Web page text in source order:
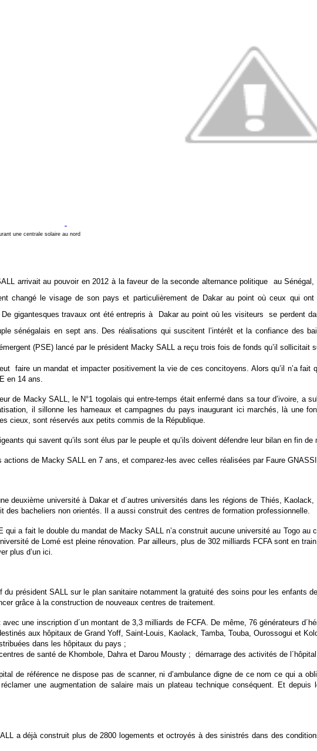
solaire au nord
arrivait au pouvoir en 2012 à la faveur de la seconde alternance politique au
changé le visage de son pays et particulièrement de Dakar au point où ceux qui
gigantesques travaux ont été entrepris à Dakar au point où les visiteurs se perdent
sénégalais en sept ans. Des réalisations qui suscitent l’intérêt et la confiance des
(PSE) lancé par le président Macky SALL a reçu trois fois de fonds qu’il sollicitait
faire un mandat et impacter positivement la vie de ces concitoyens. Alors qu’il n’a
en 14 ans.
de Macky SALL, le N°1 togolais qui entre-temps était enfermé dans sa tour d’ivoire, a
il sillonne les hameaux et campagnes du pays inaugurant ici marchés, là une
cieux, sont réservés aux petits commis de la République.
qui savent qu’ils sont élus par le peuple et qu’ils doivent défendre leur bilan en fin
de Macky SALL en 7 ans, et comparez-les avec celles réalisées par Faure
deuxième université à Dakar et d´autres universités dans les régions de Thiés,
des bacheliers non orientés. Il a aussi construit des centres de formation professionnelle.
qui a fait le double du mandat de Macky SALL n’a construit aucune université au Togo
de Lomé est pleine rénovation. Par ailleurs, plus de 302 milliards FCFA sont en
plus d’un ici.
du président SALL sur le plan sanitaire notamment la gratuité des soins pour les enfants
grâce à la construction de nouveaux centres de traitement.
avec une inscription d´un montant de 3,3 milliards de FCFA. De même, 76 générateurs
aux hôpitaux de Grand Yoff, Saint-Louis, Kaolack, Tamba, Touba, Ourossogui et
dans les hôpitaux du pays ;
de santé de Khombole, Dahra et Darou Mousty ; démarrage des activités de
de référence ne dispose pas de scanner, ni d’ambulance digne de ce nom ce qui a
une augmentation de salaire mais un plateau technique conséquent. Et
a déjà construit plus de 2800 logements et octroyés à des sinistrés dans des